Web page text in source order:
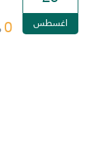
اغسطس 0